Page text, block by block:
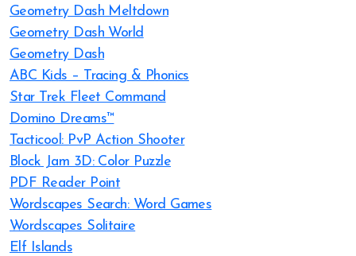
Geometry Dash Meltdown
Geometry Dash World
Geometry Dash
ABC Kids – Tracing & Phonics
Star Trek Fleet Command
Domino Dreams™
Tacticool: PvP Action Shooter
Block Jam 3D: Color Puzzle
PDF Reader Point
Wordscapes Search: Word Games
Wordscapes Solitaire
Elf Islands